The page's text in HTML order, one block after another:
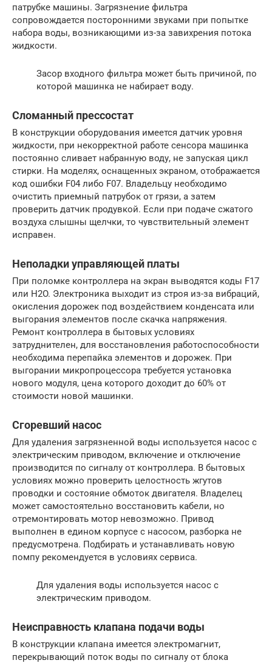
патрубке машины. Загрязнение фильтра
сопровождается посторонними звуками при попытке
набора воды, возникающими из-за завихрения потока
жидкости.
Засор входного фильтра может быть причиной, по
которой машинка не набирает воду.
Сломанный прессостат
В конструкции оборудования имеется датчик уровня
жидкости, при некорректной работе сенсора машинка
постоянно сливает набранную воду, не запуская цикл
стирки. На моделях, оснащенных экраном, отображается
код ошибки F04 либо F07. Владельцу необходимо
очистить приемный патрубок от грязи, а затем
проверить датчик продувкой. Если при подаче сжатого
воздуха слышны щелчки, то чувствительный элемент
исправен.
Неполадки управляющей платы
При поломке контроллера на экран выводятся коды F17
или H2O. Электроника выходит из строя из-за вибраций,
окисления дорожек под воздействием конденсата или
выгорания элементов после скачка напряжения.
Ремонт контроллера в бытовых условиях
затруднителен, для восстановления работоспособности
необходима перепайка элементов и дорожек. При
выгорании микропроцессора требуется установка
нового модуля, цена которого доходит до 60% от
стоимости новой машинки.
Сгоревший насос
Для удаления загрязненной воды используется насос с
электрическим приводом, включение и отключение
производится по сигналу от контроллера. В бытовых
условиях можно проверить целостность жгутов
проводки и состояние обмоток двигателя. Владелец
может самостоятельно восстановить кабели, но
отремонтировать мотор невозможно. Привод
выполнен в едином корпусе с насосом, разборка не
предусмотрена. Подбирать и устанавливать новую
помпу рекомендуется в условиях сервиса.
Для удаления воды используется насос с
электрическим приводом.
Неисправность клапана подачи воды
В конструкции клапана имеется электромагнит,
перекрывающий поток воды по сигналу от блока